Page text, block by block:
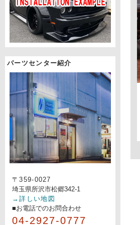
パーツセンター紹介
〒359-0027
埼玉県所沢市松郷342-1
→詳しい地図
■お電話でのお問合わせ
04-2927-0777